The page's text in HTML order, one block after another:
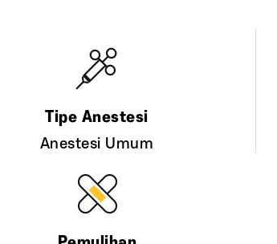
Anestesi Umum